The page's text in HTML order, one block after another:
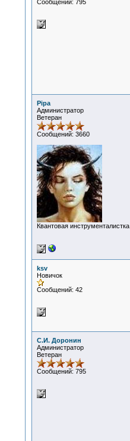
Сообщений: 795
Pipa
Администратор
Ветеран
Сообщений: 3660
Квантовая инструменталистка
ksv
Новичок
Сообщений: 42
С.И. Доронин
Администратор
Ветеран
Сообщений: 795